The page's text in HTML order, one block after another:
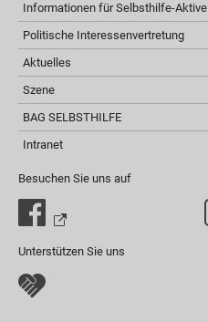
Informationen für Selbsthilfe-Aktive
Politische Interessenvertretung
Aktuelles
Szene
BAG SELBSTHILFE
Intranet
Besuchen Sie uns auf
Unterstützen Sie uns